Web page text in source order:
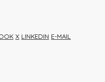
X LINKEDIN E-MAIL